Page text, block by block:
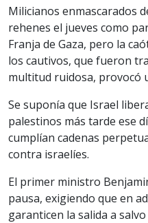
Milicianos enmascarados
rehenes el jueves como
Franja de Gaza, pero la
los cautivos, que fueron
multitud ruidosa, provocó
Se suponía que Israel
palestinos más tarde ese
cumplían cadenas
contra israelíes.
El primer ministro
pausa, exigiendo que en
garanticen la salida a